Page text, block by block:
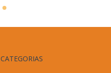
CATEGORIAS